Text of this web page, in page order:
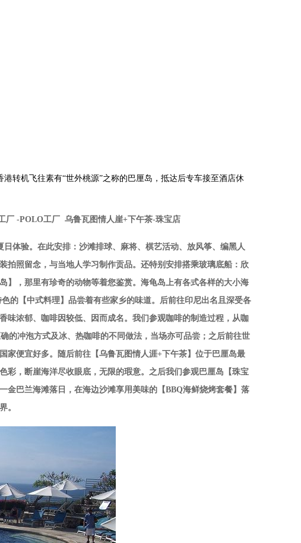
转机飞往素有“世外桃源”之称的巴厘岛，抵达后专车接至酒店休
厂 -POLO工厂 乌鲁瓦图情人崖+下午茶-珠宝店
。在此安排：沙滩排球、麻将、棋艺活动、放风筝、编黑人
拍照留念，与当地人学习制作贡品。还特别安排搭乘玻璃底船：欣
】，那里有珍奇的动物等着您鉴赏。海龟岛上有各式各样的大小海
的【中式料理】品尝着有些家乡的味道。后前往印尼出名且深受各
味浓郁、咖啡因较低、因而成名。我们参观咖啡的制造过程，从咖
的冲泡方式及冰、热咖啡的不同做法，当场亦可品尝；之后前往世
便宜好多。随后前往【乌鲁瓦图情人涯+下午茶】位于巴厘岛最
彩，断崖海洋尽收眼底，无限的瑕意。之后我们参观巴厘岛【珠宝
金巴兰海滩落日，在海边沙滩享用美味的【BBQ海鲜烧烤套餐】落
。